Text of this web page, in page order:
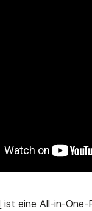
ist eine All-in-